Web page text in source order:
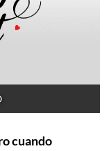
cuando